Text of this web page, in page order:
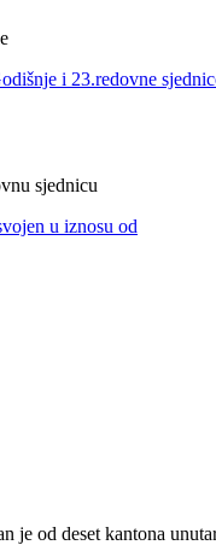
konstituisani